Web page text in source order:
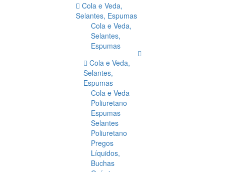
Cola e Veda,
Selantes, Espumas
Cola e Veda,
Selantes,
Espumas
Cola e Veda,
Selantes,
Espumas
Cola e Veda
Poliuretano
Espumas
Selantes
Poliuretano
Pregos
Líquidos,
Buchas